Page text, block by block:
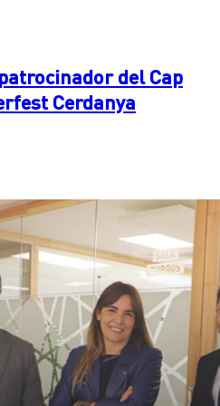
del Cap
Cerdanya